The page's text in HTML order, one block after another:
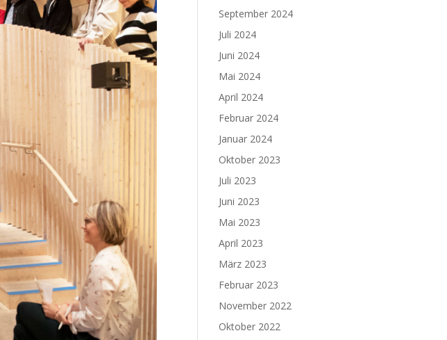
September 2024
Juli 2024
Juni 2024
Mai 2024
April 2024
Februar 2024
Januar 2024
Oktober 2023
Juli 2023
Juni 2023
Mai 2023
April 2023
März 2023
Februar 2023
November 2022
Oktober 2022